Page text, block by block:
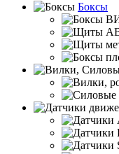
Боксы